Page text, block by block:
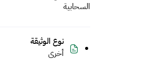
السحابية
نوع الوثيقة
أخرى